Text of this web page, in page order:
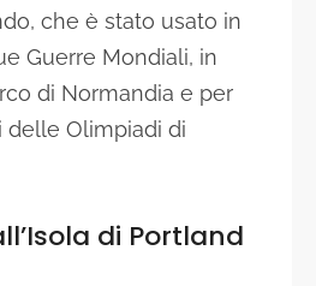
che è stato usato in
Guerre Mondiali, in
di Normandia e per
Olimpiadi di
di Portland